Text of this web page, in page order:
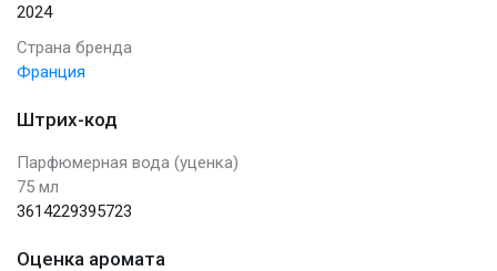
2024
Страна бренда
Франция
Штрих-код
Парфюмерная вода (уценка)
75 мл
3614229395723
Оценка аромата